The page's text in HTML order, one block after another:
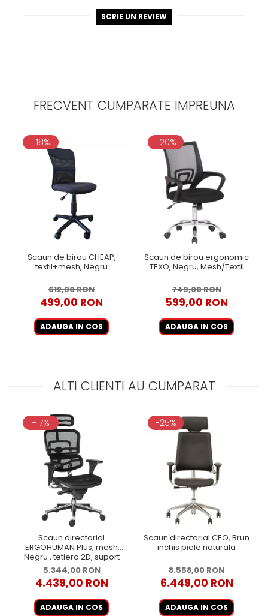
SCRIE UN REVIEW
FRECVENT CUMPARATE IMPREUNA
-18%
Scaun de birou CHEAP,
textil+mesh, Negru
612,00 RON
499,00 RON
ADAUGA IN COS
-20%
Scaun de birou ergonomic
TEXO, Negru, Mesh/Textil
749,00 RON
599,00 RON
ADAUGA IN COS
ALTI CLIENTI AU CUMPARAT
-17%
Scaun directorial
ERGOHUMAN Plus, mesh
Negru , tetiera 2D, suport
lombar, brate reglabile 3D
5.344,00 RON
4.439,00 RON
ADAUGA IN COS
-25%
Scaun directorial CEO, Brun
inchis piele naturala
8.558,00 RON
6.449,00 RON
ADAUGA IN COS